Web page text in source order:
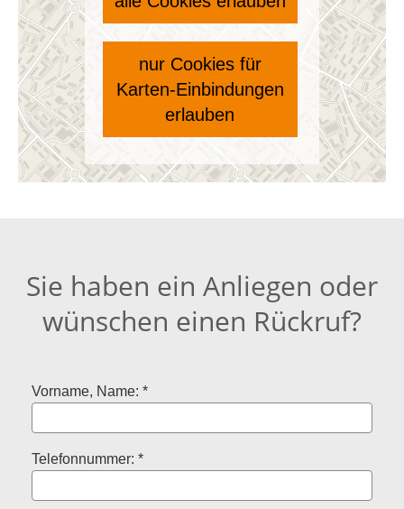
nur Cookies für
Karten-Einbindungen
erlauben
Sie haben ein Anliegen oder
wünschen einen Rückruf?
Vorname, Name: *
Telefonnummer: *